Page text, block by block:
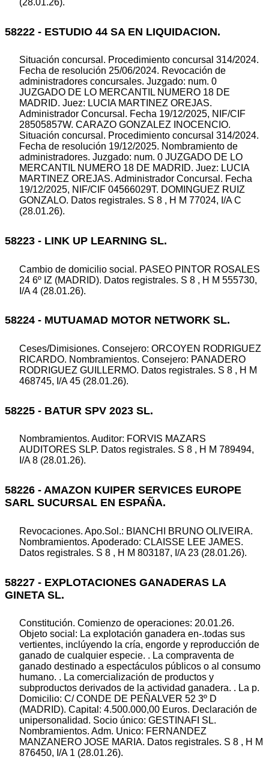
58222 - ESTUDIO 44 SA EN LIQUIDACION.
Situación concursal. Procedimiento concursal 314/2024.
Fecha de resolución 25/06/2024. Revocación de
administradores concursales. Juzgado: num. 0
JUZGADO DE LO MERCANTIL NUMERO 18 DE
MADRID. Juez: LUCIA MARTINEZ OREJAS.
Administrador Concursal. Fecha 19/12/2025, NIF/CIF
28505857W. CARAZO GONZALEZ INOCENCIO.
Situación concursal. Procedimiento concursal 314/2024.
Fecha de resolución 19/12/2025. Nombramiento de
administradores. Juzgado: num. 0 JUZGADO DE LO
MERCANTIL NUMERO 18 DE MADRID. Juez: LUCIA
MARTINEZ OREJAS. Administrador Concursal. Fecha
19/12/2025, NIF/CIF 04566029T. DOMINGUEZ RUIZ
GONZALO. Datos registrales. S 8 , H M 77024, I/A C
(28.01.26).
58223 - LINK UP LEARNING SL.
Cambio de domicilio social. PASEO PINTOR ROSALES
24 6º IZ (MADRID). Datos registrales. S 8 , H M 555730,
I/A 4 (28.01.26).
58224 - MUTUAMAD MOTOR NETWORK SL.
Ceses/Dimisiones. Consejero: ORCOYEN RODRIGUEZ
RICARDO. Nombramientos. Consejero: PANADERO
RODRIGUEZ GUILLERMO. Datos registrales. S 8 , H M
468745, I/A 45 (28.01.26).
58225 - BATUR SPV 2023 SL.
Nombramientos. Auditor: FORVIS MAZARS
AUDITORES SLP. Datos registrales. S 8 , H M 789494,
I/A 8 (28.01.26).
58226 - AMAZON KUIPER SERVICES EUROPE
SARL SUCURSAL EN ESPAÑA.
Revocaciones. Apo.Sol.: BIANCHI BRUNO OLIVEIRA.
Nombramientos. Apoderado: CLAISSE LEE JAMES.
Datos registrales. S 8 , H M 803187, I/A 23 (28.01.26).
58227 - EXPLOTACIONES GANADERAS LA
GINETA SL.
Constitución. Comienzo de operaciones: 20.01.26.
Objeto social: La explotación ganadera en-.todas sus
vertientes, inclúyendo la cría, engorde y reproducción de
ganado de cualquier especie. . La compraventa de
ganado destinado a espectáculos públicos o al consumo
humano. . La comercialización de productos y
subproductos derivados de la actividad ganadera. . La p.
Domicilio: C/ CONDE DE PEÑALVER 52 3º D
(MADRID). Capital: 4.500.000,00 Euros. Declaración de
unipersonalidad. Socio único: GESTINAFI SL.
Nombramientos. Adm. Unico: FERNANDEZ
MANZANERO JOSE MARIA. Datos registrales. S 8 , H M
876450, I/A 1 (28.01.26).